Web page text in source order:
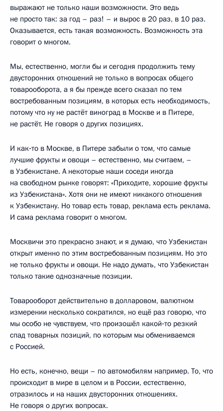
выражают не только наши возможности. Это ведь
не просто так: за год – раз! – и вырос в 20 раз, в 10 раз.
Оказывается, есть такая возможность. Возможность эта
говорит о многом.
Мы, естественно, могли бы и сегодня продолжить тему
двусторонних отношений не только в вопросах общего
товарооборота, а я бы прежде всего сказал по тем
востребованным позициям, в которых есть необходимость,
потому что ну не растёт виноград в Москве и в Питере,
не растёт. Не говоря о других позициях.
И как‑то в Москве, в Питере забыли о том, что самые
лучшие фрукты и овощи – естественно, мы считаем, –
в Узбекистане. А некоторые наши соседи иногда
на свободном рынке говорят: «Приходите, хорошие фрукты
из Узбекистана». Хотя они не имеют никакого отношения
к Узбекистану. Но товар есть товар, реклама есть реклама.
И сама реклама говорит о многом.
Москвичи это прекрасно знают, и я думаю, что Узбекистан
открыт именно по этим востребованным позициям. Но это
не только фрукты и овощи. Не надо думать, что Узбекистан
только такие однозначные позиции.
Товарооборот действительно в долларовом, валютном
измерении несколько сократился, но ещё раз говорю, что
мы особо не чувствуем, что произошёл какой‑то резкий
спад товарных позиций, по которым мы обмениваемся
с Россией.
Но есть, конечно, вещи – по автомобилям например. То, что
происходит в мире в целом и в России, естественно,
отразилось и на наших двусторонних отношениях.
Не говоря о других вопросах.